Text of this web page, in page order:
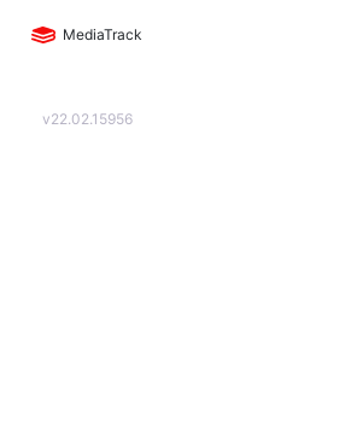
MediaTrack
v22.02.15956